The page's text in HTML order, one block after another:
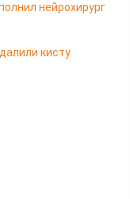
нейрохирург
кисту